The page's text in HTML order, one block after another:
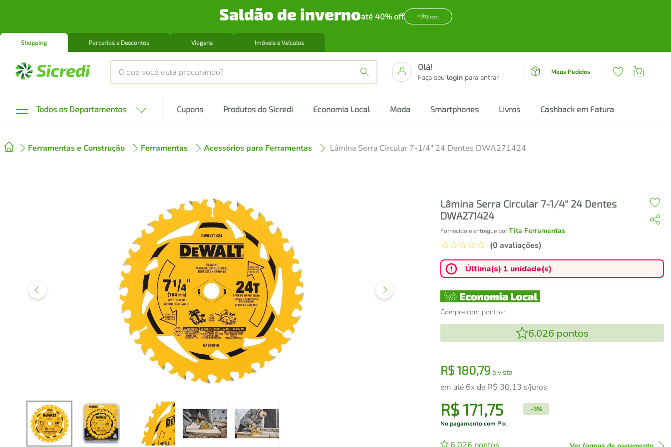
Saldão de invernoaté 40% off Quero
Shopping Parcerias e Descontos Viagens Imóveis e Veículos
O que você está procurando?
Olá!
Faça seu login para entrar
Meus Pedidos
Todos os Departamentos Cupons Produtos do Sicredi Economia Local Moda Smartphones Livros Cashback em Fatura
Ferramentas e Construção Ferramentas Acessórios para Ferramentas Lâmina Serra Circular 7-1/4" 24 Dentes DWA271424
Lâmina Serra Circular 7-1/4" 24 Dentes
DWA271424
Fornecido e entregue porTita Ferramentas
☆☆☆☆☆ (0 avaliações)
Última(s) 1 unidade(s)
Compre com pontos:
6.026 pontos
R$180,79 à vista
em até 6x de R$ 30,13 s/juros
R$171,75 -5%
No pagamento com Pix
2º cafeteira